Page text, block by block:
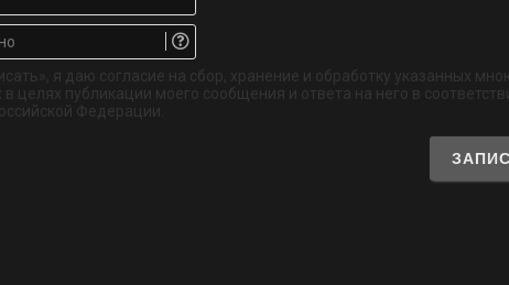
Email.
обязательно
я даю согласие на сбор, хранение и обработку указанных
целях публикации моего сообщения и ответа на него в
Федерации.